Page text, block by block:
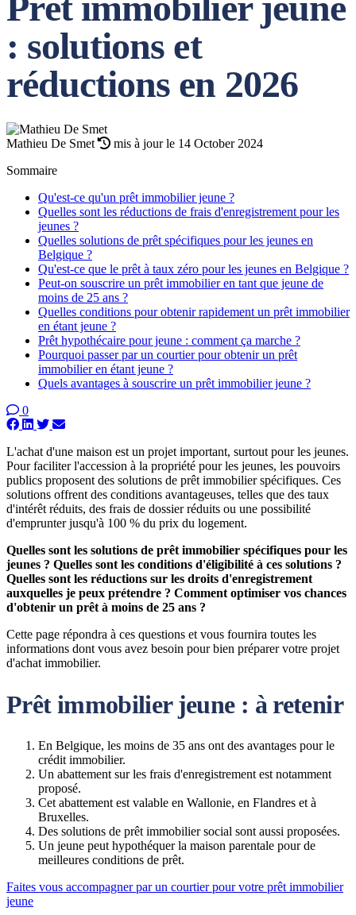
: solutions et
réductions en 2026
Mathieu De Smet
mis à jour le 14 October 2024
Sommaire
Qu'est-ce qu'un prêt immobilier jeune ?
Quelles sont les réductions de frais d'enregistrement pour les
jeunes ?
Quelles solutions de prêt spécifiques pour les jeunes en
Belgique ?
Qu'est-ce que le prêt à taux zéro pour les jeunes en Belgique ?
Peut-on souscrire un prêt immobilier en tant que jeune de
moins de 25 ans ?
Quelles conditions pour obtenir rapidement un prêt immobilier
en étant jeune ?
Prêt hypothécaire pour jeune : comment ça marche ?
Pourquoi passer par un courtier pour obtenir un prêt
immobilier en étant jeune ?
Quels avantages à souscrire un prêt immobilier jeune ?
0
L'achat d'une maison est un projet important, surtout pour les jeunes.
Pour faciliter l'accession à la propriété pour les jeunes, les pouvoirs
publics proposent des solutions de prêt immobilier spécifiques. Ces
solutions offrent des conditions avantageuses, telles que des taux
d'intérêt réduits, des frais de dossier réduits ou une possibilité
d'emprunter jusqu'à 100 % du prix du logement.
Quelles sont les solutions de prêt immobilier spécifiques pour les
jeunes ? Quelles sont les conditions d'éligibilité à ces solutions ?
Quelles sont les réductions sur les droits d'enregistrement
auxquelles je peux prétendre ? Comment optimiser vos chances
d'obtenir un prêt à moins de 25 ans ?
Cette page répondra à ces questions et vous fournira toutes les
informations dont vous avez besoin pour bien préparer votre projet
d'achat immobilier.
Prêt immobilier jeune : à retenir
En Belgique, les moins de 35 ans ont des avantages pour le
crédit immobilier.
Un abattement sur les frais d'enregistrement est notamment
proposé.
Cet abattement est valable en Wallonie, en Flandres et à
Bruxelles.
Des solutions de prêt immobilier social sont aussi proposées.
Un jeune peut hypothéquer la maison parentale pour de
meilleures conditions de prêt.
Faites vous accompagner par un courtier pour votre prêt immobilier
jeune